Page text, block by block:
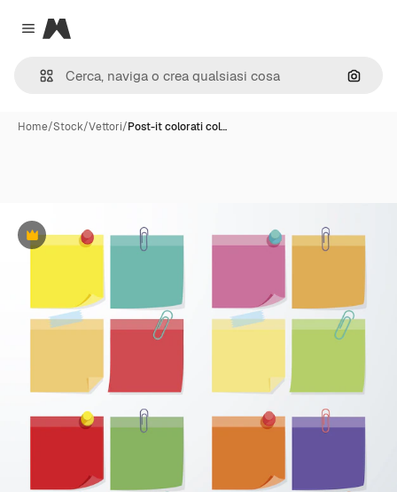
Close menu
Magnific
Cerca
Home/Stock/Vettori/Post-it colorati col…
Premium